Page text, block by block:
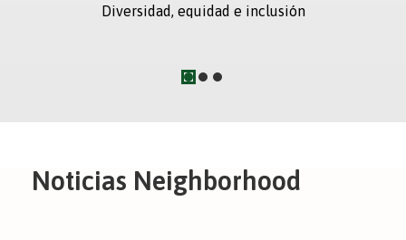
Diversidad, equidad e inclusión
Noticias Neighborhood